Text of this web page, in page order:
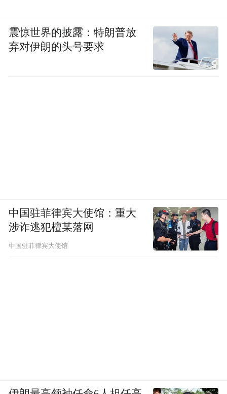
震惊世界的披露：特朗普放
弃对伊朗的头号要求
中国驻菲律宾大使馆：重大
涉诈逃犯檀某落网
中国驻菲律宾大使馆